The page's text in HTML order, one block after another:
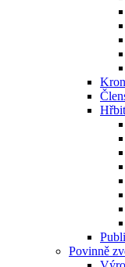
Povinně